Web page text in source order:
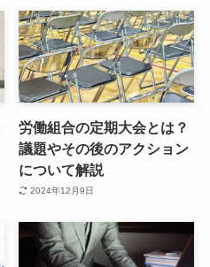
労働組合の定期大会とは？
議題やその後のアクション
について解説
2024年12月9日